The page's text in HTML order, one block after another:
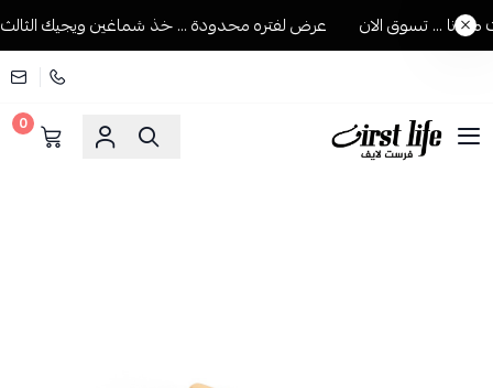
... تسوق الان عرض لفتره محدودة ... خذ شماغين ويجيك الثالث
فرست لايف للمستلزمات الرجالية
0